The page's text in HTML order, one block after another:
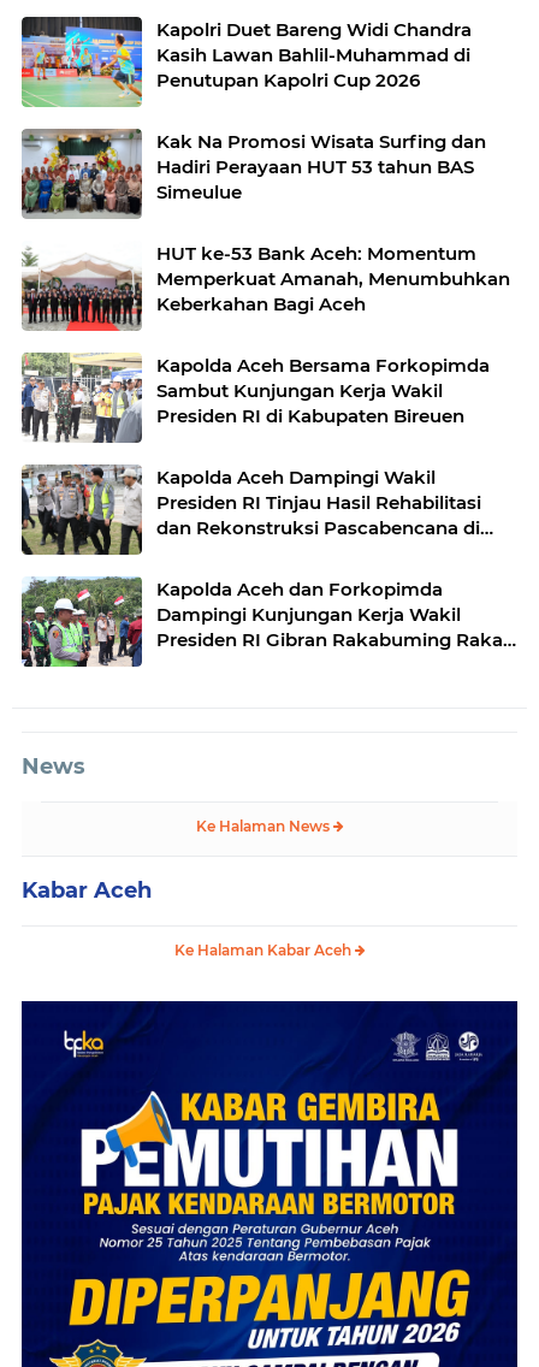
Kapolri Duet Bareng Widi Chandra
Kasih Lawan Bahlil-Muhammad di
Penutupan Kapolri Cup 2026
Kak Na Promosi Wisata Surfing dan
Hadiri Perayaan HUT 53 tahun BAS
Simeulue
HUT ke-53 Bank Aceh: Momentum
Memperkuat Amanah, Menumbuhkan
Keberkahan Bagi Aceh
Kapolda Aceh Bersama Forkopimda
Sambut Kunjungan Kerja Wakil
Presiden RI di Kabupaten Bireuen
Kapolda Aceh Dampingi Wakil
Presiden RI Tinjau Hasil Rehabilitasi
dan Rekonstruksi Pascabencana di
Kapolda Aceh dan Forkopimda
Dampingi Kunjungan Kerja Wakil
Presiden RI Gibran Rakabuming Raka
News
Ke Halaman News
Kabar Aceh
Ke Halaman Kabar Aceh